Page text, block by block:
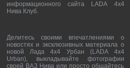
информационного сайта LADA 4x4
Нива Клуб.
Делитесь своими впечатлениями о
новостях и эксклюзивных материала о
новой Лада 4х4 Урбан (LADA 4x4
Urban), выкладывайте фотографии
своей ВАЗ Нива или просто общайтесь